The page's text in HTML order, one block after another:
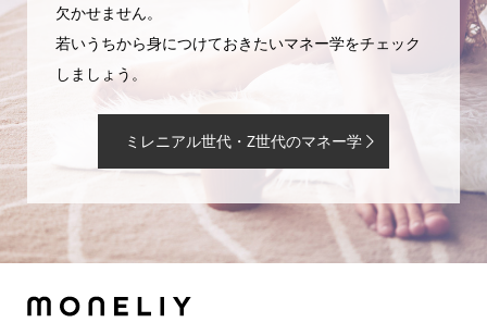
欠かせません。
若いうちから身につけておきたいマネー学をチェック
しましょう。
ミレニアル世代・Z世代のマネー学